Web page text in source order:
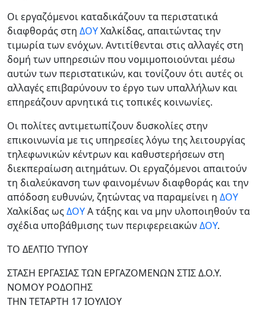
Οι εργαζόμενοι καταδικάζουν τα περιστατικά
διαφθοράς στη ΔΟΥΧαλκίδας, απαιτώντας την
τιμωρία των ενόχων. Αντιτίθενται στις αλλαγές στη
δομή των υπηρεσιών που νομιμοποιούνται μέσω
αυτών των περιστατικών, και τονίζουν ότι αυτές οι
αλλαγές επιβαρύνουν το έργο των υπαλλήλων και
επηρεάζουν αρνητικά τις τοπικές κοινωνίες.
Οι πολίτες αντιμετωπίζουν δυσκολίες στην
επικοινωνία με τις υπηρεσίες λόγω της λειτουργίας
τηλεφωνικών κέντρων και καθυστερήσεων στη
διεκπεραίωση αιτημάτων. Οι εργαζόμενοι απαιτούν
τη διαλεύκανση των φαινομένων διαφθοράς και την
απόδοση ευθυνών, ζητώντας να παραμείνει η ΔΟΥ
Χαλκίδας ωςΔΟΥΑ τάξης και να μην υλοποιηθούν τα
σχέδια υποβάθμισης των περιφερειακών ΔΟΥ.
TO ΔΕΛΤΙΟ ΤΥΠΟΥ
ΣΤΑΣΗ ΕΡΓΑΣΙΑΣ ΤΩΝ ΕΡΓΑΖΟΜΕΝΩΝ ΣΤΙΣ Δ.Ο.Υ.
ΝΟΜΟΥ ΡΟΔΟΠΗΣ
ΤΗΝ ΤΕΤΑΡΤΗ 17 ΙΟΥΛΙΟΥ